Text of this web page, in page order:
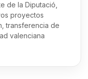
de la Diputació,
proyectos
transferencia de
valenciana